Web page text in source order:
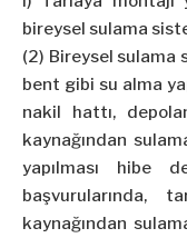
bireysel sulama
(2) Bireysel sulama
bent gibi su alma
nakil hattı,
kaynağından
yapılması hibe
kaynağından